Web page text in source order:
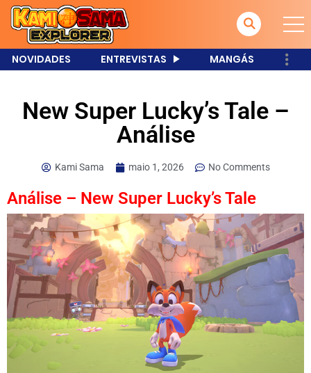
NOVIDADES ENTREVISTAS MANGÁS
New Super Lucky’s Tale –
Análise
Kami Sama maio 1, 2026 No Comments
Análise – New Super Lucky’s Tale